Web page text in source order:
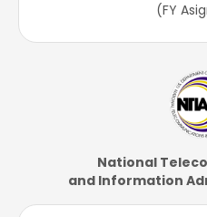
(FY
National
and Information